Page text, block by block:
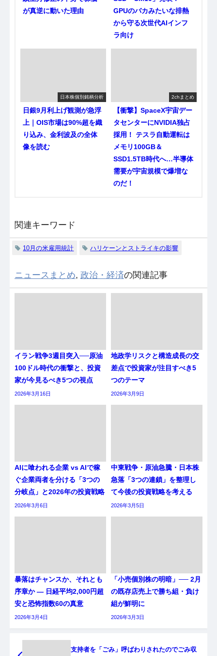
が真逆に動いた理由
GPUのバカみたいな排熱
から守る次世代AIインフ
ラ向け
日本株個別銘柄分析
日銀9月利上げ観測が急浮
上｜OIS市場は90%超を織
り込み、金利波及の全体
像を読む
2chまとめ
【衝撃】SpaceX宇宙デー
タセンターにNVIDIA独占
採用！ テスラ自動運転は
メモリ100GB＆
SSD1.5TB時代へ…半導体
需要が宇宙規模で爆増な
のだ！
関連キーワード
10月の米雇用統計 ハリケーンとストライキの影響
ニュースまとめ, 政治・経済の関連記事
イラン戦争3週目突入──原油
100ドル時代の衝撃と、投資
家が今見るべき5つの視点
2026年3月16日
地政学リスクと構造成長の交
差点で投資家が注目すべき5
つのテーマ
2026年3月9日
AIに喰われる企業 vs AIで稼
ぐ企業両者を分ける「3つの
分岐点」と2026年の投資戦略
2026年3月6日
中東戦争・原油急騰・日本株
急落「3つの連鎖」を整理し
て今後の投資戦略を考える
2026年3月5日
暴落はチャンスか、それとも
序章か ― 日経平均2,000円超
安と恐怖指数60の真意
2026年3月4日
「小売個別株の明暗」── 2月
の既存店売上で勝ち組・負け
組が鮮明に
2026年3月3日
支持者を「ごみ」呼ばわりされたのでごみ収